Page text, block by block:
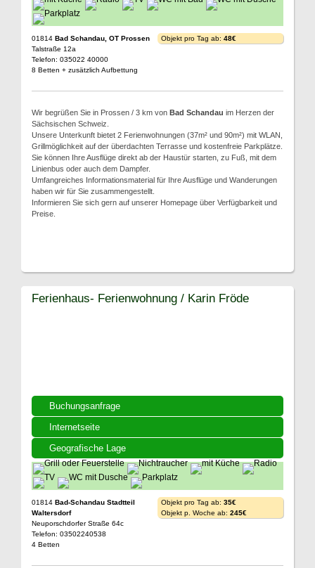
01814 Bad Schandau, OT Prossen
Talstraße 12a
Telefon: 035022 40000
8 Betten + zusätzlich Aufbettung
Objekt pro Tag ab: 48€
Wir begrüßen Sie in Prossen / 3 km von Bad Schandau im Herzen der
Sächsischen Schweiz.
Unsere Unterkunft bietet 2 Ferienwohnungen (37m² und 90m²) mit WLAN,
Grillmöglichkeit auf der überdachten Terrasse und kostenfreie Parkplätze.
Sie können Ihre Ausflüge direkt ab der Haustür starten, zu Fuß, mit dem
Linienbus oder auch dem Dampfer.
Umfangreiches Informationsmaterial für Ihre Ausflüge und Wanderungen
haben wir für Sie zusammengestellt.
Informieren Sie sich gern auf unserer Homepage über Verfügbarkeit und
Preise.
Buchungsanfrage
Internetseite
Geografische Lage
Ferienhaus- Ferienwohnung / Karin Fröde
01814 Bad-Schandau Stadtteil
Waltersdorf
Neuporschdorfer Straße 64c
Telefon: 03502240538
4 Betten
Objekt pro Tag ab: 35€
Objekt p. Woche ab: 245€